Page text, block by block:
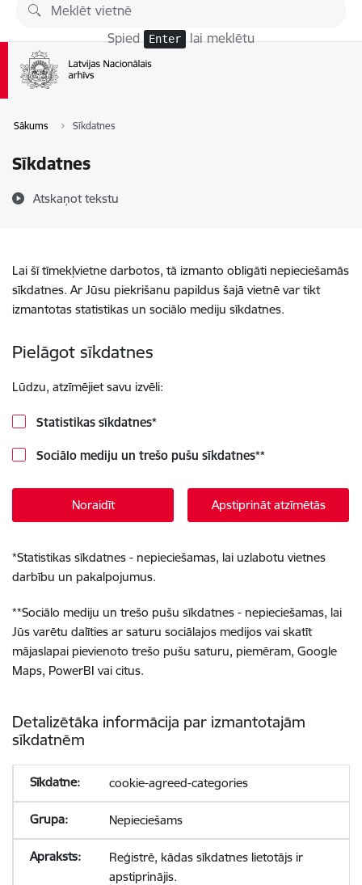
Pāriet uz lapas saturu
Spied Enter lai meklētu
Sākums Sīkdatnes
Sīkdatnes
Atskaņot tekstu
Lai šī tīmekļvietne darbotos, tā izmanto obligāti nepieciešamās
sīkdatnes. Ar Jūsu piekrišanu papildus šajā vietnē var tikt
izmantotas statistikas un sociālo mediju sīkdatnes.
Pielāgot sīkdatnes
Lūdzu, atzīmējiet savu izvēli:
Statistikas sīkdatnes*
Sociālo mediju un trešo pušu sīkdatnes**
Noraidīt Apstiprināt atzīmētās
*Statistikas sīkdatnes - nepieciešamas, lai uzlabotu vietnes
darbību un pakalpojumus.
**Sociālo mediju un trešo pušu sīkdatnes - nepieciešamas, lai
Jūs varētu dalīties ar saturu sociālajos medijos vai skatīt
mājaslapai pievienoto trešo pušu saturu, piemēram, Google
Maps, PowerBI vai citus.
Detalizētāka informācija par izmantotajām
sīkdatnēm
cookie-agreed-categories
Nepieciešams
Reģistrē, kādas sīkdatnes lietotājs ir
apstiprinājis.